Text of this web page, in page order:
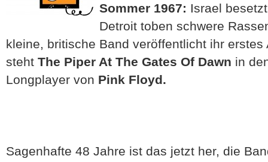
Sommer 1967: Israel
Detroit toben schwere
kleine, britische Band veröffentlicht ihr erstes
steht The Piper At The Gates Of Dawn in
Longplayer von Pink Floyd.
Sagenhafte 48 Jahre ist das jetzt her, die